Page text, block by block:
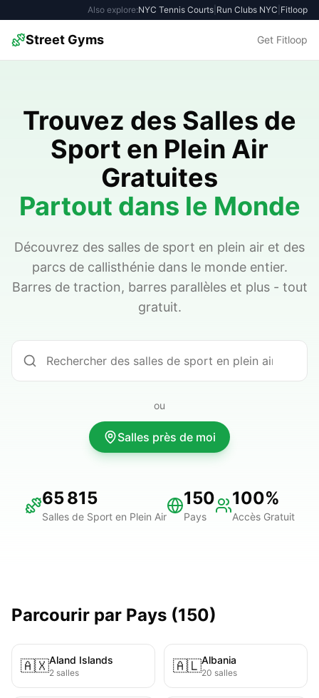
Also explore:NYC Tennis Courts Run Clubs NYC Fitloop
Street Gyms Get Fitloop
Trouvez des Salles de
Sport en Plein Air
Gratuites
Partout dans le Monde
Découvrez des salles de sport en plein air et des
parcs de callisthénie dans le monde entier.
Barres de traction, barres parallèles et plus - tout
gratuit.
ou
Salles près de moi
65 815
Salles de Sport en Plein Air
150
Pays
100%
Accès Gratuit
Parcourir par Pays (150)
🇦🇽Aland Islands
2 salles 🇦🇱Albania
20 salles